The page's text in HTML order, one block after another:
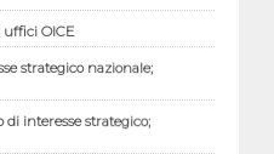
OICE
strategico nazionale;
di interesse strategico;